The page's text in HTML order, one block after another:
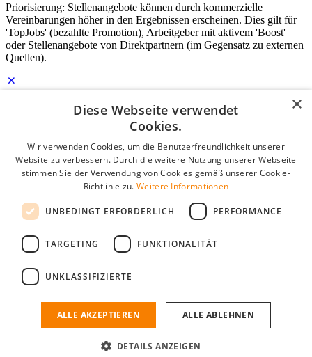
Priorisierung: Stellenangebote können durch kommerzielle
Vereinbarungen höher in den Ergebnissen erscheinen. Dies gilt für
'TopJobs' (bezahlte Promotion), Arbeitgeber mit aktivem 'Boost'
oder Stellenangebote von Direktpartnern (im Gegensatz zu externen
Quellen).
Login für Unternehmen
Passwort
Angemeldet bleiben
Passwort vergessen?
Kostenloses Unternehmensprofil
Wenn Sie sich registriert haben, können Sie ein Unternehmensprofil
passenden Mitarbeiter zu finden.
×
Diese Webseite verwendet
Cookies.
Wir verwenden Cookies, um die Benutzerfreundlichkeit unserer
Website zu verbessern. Durch die weitere Nutzung unserer Webseite
stimmen Sie der Verwendung von Cookies gemäß unserer Cookie-
Richtlinie zu. Weitere Informationen
UNBEDINGT ERFORDERLICH PERFORMANCE
TARGETING FUNKTIONALITÄT
UNKLASSIFIZIERTE
ALLE AKZEPTIEREN ALLE ABLEHNEN
DETAILS ANZEIGEN